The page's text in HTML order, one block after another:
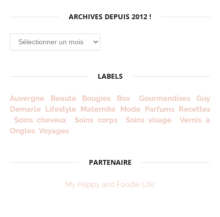
ARCHIVES DEPUIS 2012 !
Archives
depuis
LABELS
Auvergne Beauté Bougies Box Gourmandises
Guy
Demarle Lifestyle Maternité Mode Parfums Recettes
Soins cheveux
Soins corps Soins visage
Vernis à
Ongles Voyages
PARTENAIRE
My Happy and Foodie Life